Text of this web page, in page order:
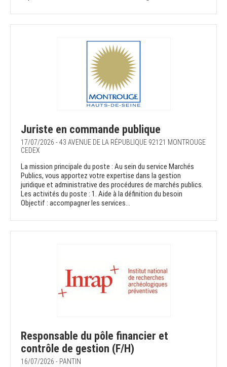
Juriste en commande publique
17/07/2026 - 43 AVENUE DE LA RÉPUBLIQUE 92121 MONTROUGE
CEDEX
La mission principale du poste : Au sein du service Marchés
Publics, vous apportez votre expertise dans la gestion
juridique et administrative des procédures de marchés publics.
Les activités du poste : 1. Aide à la définition du besoin
Objectif : accompagner les services...
Responsable du pôle financier et
contrôle de gestion (F/H)
16/07/2026 - PANTIN